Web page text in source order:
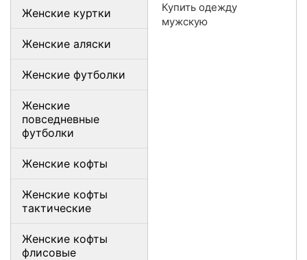
Женские куртки
Женские аляски
Женские футболки
Женские
повседневные
футболки
Женские кофты
Женские кофты
тактические
Женские кофты
флисовые
Купить одежду
мужскую